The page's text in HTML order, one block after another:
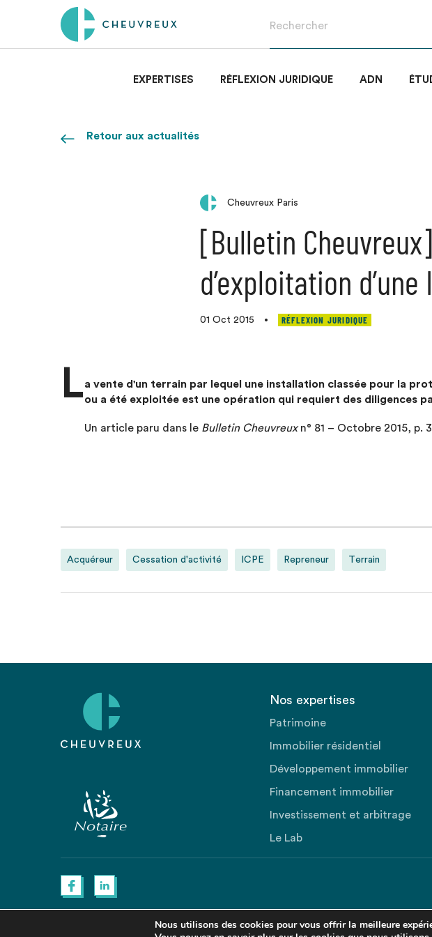
EXPERTISES RÉFLEXION JURIDIQUE ADN
Retour aux actualités
Cheuvreux Paris
[Bulletin
d’exploitation d’une
01 Oct 2015 • RÉFLEXION JURIDIQUE
La vente d'un terrain par lequel une installation classée pour la
ou a été exploitée est une opération qui requiert des diligences
Un article paru dans le Bulletin Cheuvreuxn° 81 – Octobre 2015, p.
Acquéreur Cessation d'activité ICPE Repreneur Terrain
Nos expertises
Patrimoine
Immobilier résidentiel
Développement immobilier
Financement immobilier
Investissement et arbitrage
Le Lab
Nous utilisons des cookies pour vous offrir la meilleure